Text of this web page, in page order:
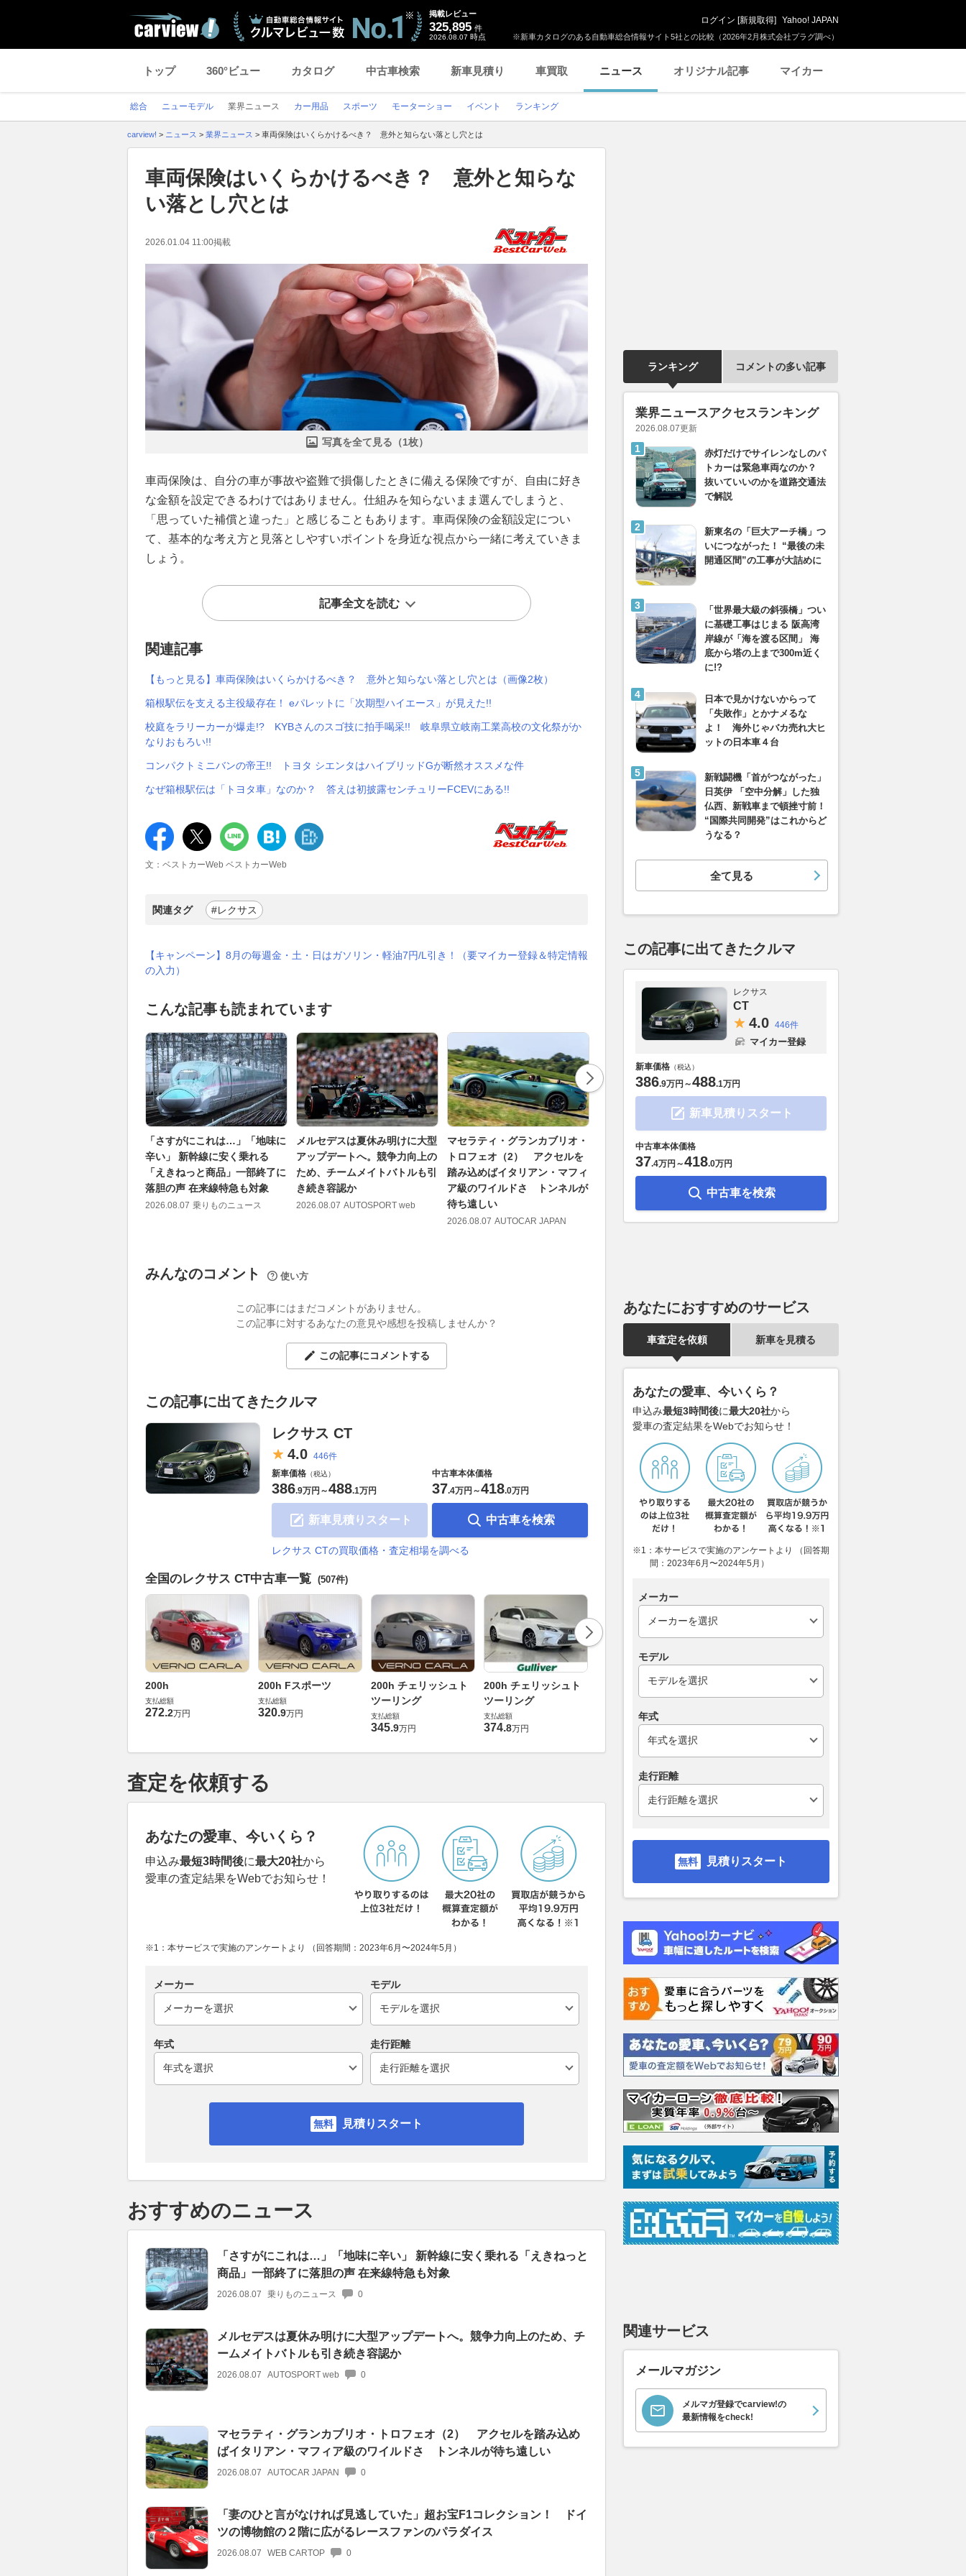
※新車カタログのある自動車総合情報サイト5社との比較（2026年2月株式会社プラグ調べ）
掲載レビュー
325,895 件
2026.08.07 時点
ログイン [新規取得] Yahoo! JAPAN
トップ 360°ビュー カタログ 中古車検索 新車見積り 車買取 ニュース オリジナル記事 マイカー
総合 ニューモデル 業界ニュース カー用品 スポーツ モーターショー イベント ランキング
carview! > ニュース > 業界ニュース > 車両保険はいくらかけるべき？ 意外と知らない落とし穴とは
車両保険はいくらかけるべき？ 意外と知らな
い落とし穴とは
2026.01.04 11:00掲載
写真を全て見る（1枚）
車両保険は、自分の車が事故や盗難で損傷したときに備える保険ですが、自由に好き
な金額を設定できるわけではありません。仕組みを知らないまま選んでしまうと、
「思っていた補償と違った」と感じることもあります。車両保険の金額設定につい
て、基本的な考え方と見落としやすいポイントを身近な視点から一緒に考えていきま
しょう。
記事全文を読む
関連記事
【もっと見る】車両保険はいくらかけるべき？ 意外と知らない落とし穴とは（画像2枚）
箱根駅伝を支える主役級存在！ eパレットに「次期型ハイエース」が見えた!!
校庭をラリーカーが爆走!? KYBさんのスゴ技に拍手喝采!! 岐阜県立岐南工業高校の文化祭がか
なりおもろい!!
コンパクトミニバンの帝王!! トヨタ シエンタはハイブリッドGが断然オススメな件
なぜ箱根駅伝は「トヨタ車」なのか？ 答えは初披露センチュリーFCEVにある!!
文：ベストカーWeb ベストカーWeb
関連タグ #レクサス
【キャンペーン】8月の毎週金・土・日はガソリン・軽油7円/L引き！（要マイカー登録＆特定情報
の入力）
こんな記事も読まれています
「さすがにこれは…」「地味に
辛い」 新幹線に安く乗れる
「えきねっと商品」一部終了に
落胆の声 在来線特急も対象
2026.08.07 乗りものニュース
メルセデスは夏休み明けに大型
アップデートへ。競争力向上の
ため、チームメイトバトルも引
き続き容認か
2026.08.07 AUTOSPORT web
マセラティ・グランカブリオ・
トロフェオ（2） アクセルを
踏み込めばイタリアン・マフィ
ア級のワイルドさ トンネルが
待ち遠しい
2026.08.07 AUTOCAR JAPAN
「妻のひと言がなければ見逃し
ていた」超お宝F1コレクショ
広がるレースファンのパラダイ
2026.08.07 WEB CARTOP
（1） ディテールはMCエクス
2026.08.07 AUTOCAR JAPAN
みんなのコメント 使い方
この記事にはまだコメントがありません。
この記事に対するあなたの意見や感想を投稿しませんか？
この記事にコメントする
この記事に出てきたクルマ
レクサス CT
4.0 446件
新車価格 （税込）
386.9万円 ～488.1万円
新車見積りスタート
中古車本体価格
37.4万円 ～418.0万円
中古車を検索
レクサス CTの買取価格・査定相場を調べる
全国のレクサス CT中古車一覧 (507件)
200h
支払総額
272.2万円
200h Fスポーツ
支払総額
320.9万円
200h チェリッシュト
ツーリング
支払総額
345.9万円
200h チェリッシュト
ツーリング
支払総額
374.8万円
200h チェリッシュト
ツーリング
万円
支払総額 支払総額
査定を依頼する
あなたの愛車、今いくら？
申込み最短3時間後に最大20社から
愛車の査定結果をWebでお知らせ！
※1：本サービスで実施のアンケートより （回答期間：2023年6月〜2024年5月）
メーカー モデル
年式 走行距離
見積りスタート
おすすめのニュース
「さすがにこれは…」「地味に辛い」 新幹線に安く乗れる「えきねっと
商品」一部終了に落胆の声 在来線特急も対象
2026.08.07 乗りものニュース 0
メルセデスは夏休み明けに大型アップデートへ。競争力向上のため、チ
ームメイトバトルも引き続き容認か
2026.08.07 AUTOSPORT web 0
マセラティ・グランカブリオ・トロフェオ（2） アクセルを踏み込め
ばイタリアン・マフィア級のワイルドさ トンネルが待ち遠しい
2026.08.07 AUTOCAR JAPAN 0
「妻のひと言がなければ見逃していた」超お宝F1コレクション！ ドイ
ツの博物館の２階に広がるレースファンのパラダイス
2026.08.07 WEB CARTOP 0
ランキング コメントの多い記事
業界ニュースアクセスランキング
2026.08.07更新
赤灯だけでサイレンなしのパ
トカーは緊急車両なのか？
抜いていいのかを道路交通法
で解説
新東名の「巨大アーチ橋」つ
いにつながった！ “最後の未
開通区間”の工事が大詰めに
「世界最大級の斜張橋」つい
に基礎工事はじまる 阪高湾
岸線が「海を渡る区間」 海
底から塔の上まで300m近く
に!?
日本で見かけないからって
「失敗作」とかナメるな
よ！ 海外じゃバカ売れ大ヒ
ットの日本車４台
新戦闘機「首がつながった」
日英伊 「空中分解」した独
仏西、新戦車まで頓挫寸前！
“国際共同開発”はこれからど
うなる？
全て見る
この記事に出てきたクルマ
レクサス
CT
4.0 446件
マイカー登録
新車価格 （税込）
386.9万円 ～488.1万円
新車見積りスタート
中古車本体価格
37.4万円 ～418.0万円
中古車を検索
あなたにおすすめのサービス
車査定を依頼 新車を見積る
あなたの愛車、今いくら？
申込み最短3時間後に最大20社から
愛車の査定結果をWebでお知らせ！
※1：本サービスで実施のアンケートより （回答期
間：2023年6月〜2024年5月）
メーカー
モデル
年式
走行距離
見積りスタート
関連サービス
メールマガジン
メルマガ登録でcarview!の
最新情報をcheck!